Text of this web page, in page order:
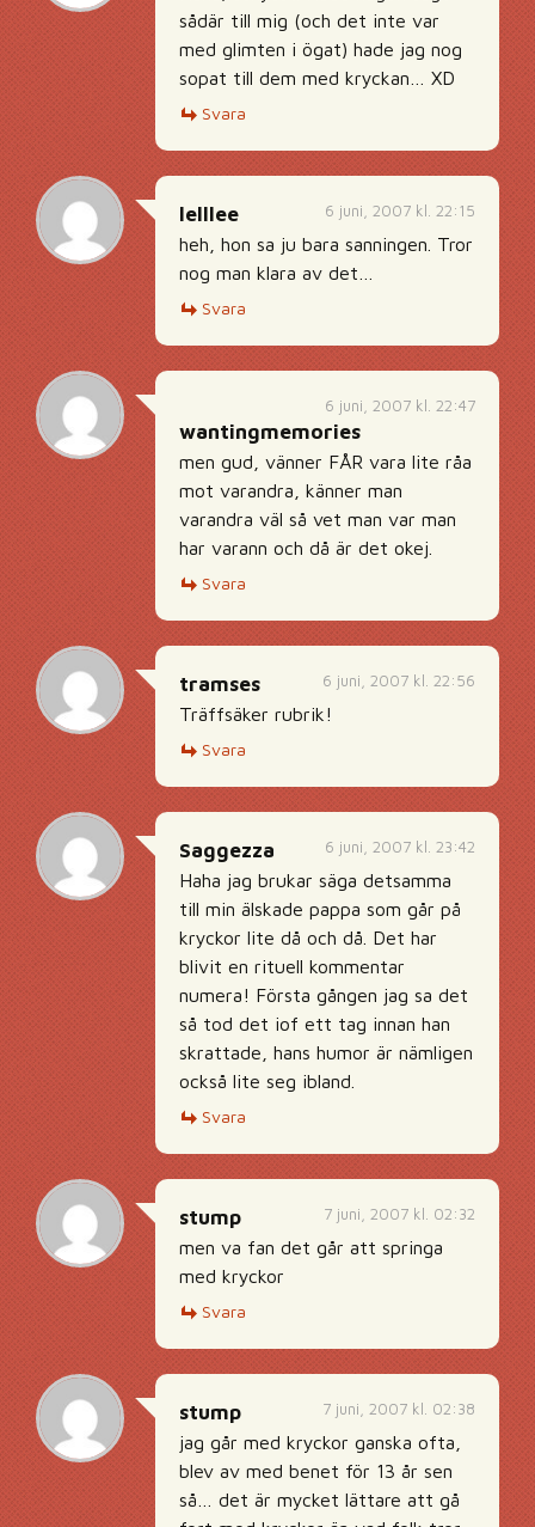
sådär till mig (och det inte var
med glimten i ögat) hade jag nog
sopat till dem med kryckan… XD
Svara
6 juni, 2007 kl. 22:15
lelllee
heh, hon sa ju bara sanningen. Tror
nog man klara av det…
Svara
6 juni, 2007 kl. 22:47
wantingmemories
men gud, vänner FÅR vara lite råa
mot varandra, känner man
varandra väl så vet man var man
har varann och då är det okej.
Svara
6 juni, 2007 kl. 22:56
tramses
Träffsäker rubrik!
Svara
6 juni, 2007 kl. 23:42
Saggezza
Haha jag brukar säga detsamma
till min älskade pappa som går på
kryckor lite då och då. Det har
blivit en rituell kommentar
numera! Första gången jag sa det
så tod det iof ett tag innan han
skrattade, hans humor är nämligen
också lite seg ibland.
Svara
7 juni, 2007 kl. 02:32
stump
men va fan det går att springa
med kryckor
Svara
7 juni, 2007 kl. 02:38
stump
jag går med kryckor ganska ofta,
blev av med benet för 13 år sen
så… det är mycket lättare att gå